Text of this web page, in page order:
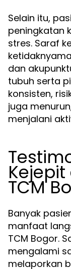
Selain itu,
peningkatan
stres. Saraf
dan
tubuh serta
konsisten,
juga
menjalani
TCM
Banyak
manfaat
TCM Bogor.
mengalami
melaporkan